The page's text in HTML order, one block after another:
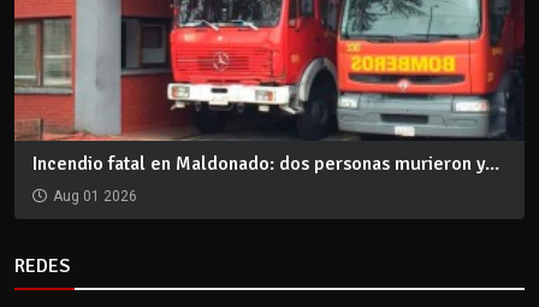
Incendio fatal en Maldonado: dos personas murieron y...
Aug 01 2026
REDES